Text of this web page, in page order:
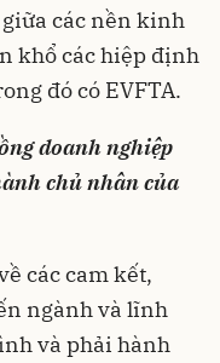
các nền kinh
khổ các hiệp định
đó có EVFTA.
doanh nghiệp
chủ nhân của
các cam kết,
ngành và lĩnh
và phải hành